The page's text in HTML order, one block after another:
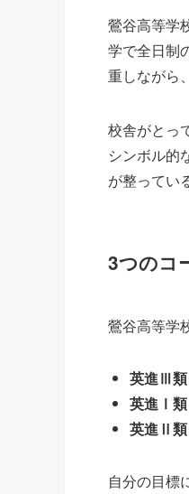
鶯谷高等学
学で全日制
重しながら
校舎がとっ
シンボル的
が整ってい
3つのコ
鶯谷高等学
英進Ⅲ類
英進Ⅰ類
英進Ⅱ類
自分の目標